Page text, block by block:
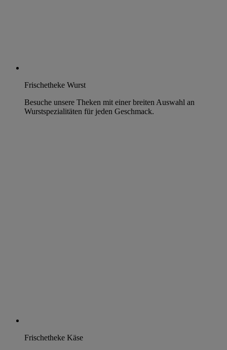
Frischetheke Wurst
Besuche unsere Theken mit einer breiten Auswahl an
Wurstspezialitäten für jeden Geschmack.
Frischetheke Käse